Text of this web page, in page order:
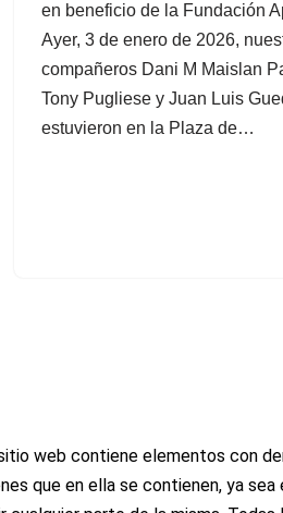
en beneficio de la Fundación
Ayer, 3 de enero de 2026,
compañeros Dani M Maislan
Tony Pugliese y Juan Luis
estuvieron en la Plaza de…
web contiene elementos con
que en ella se contienen, ya